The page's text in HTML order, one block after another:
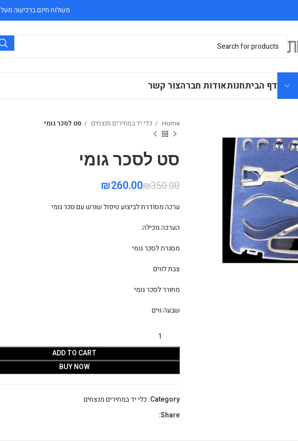
משלוח חינם ברכישה מעל 300 ₪
דף הביתחנותאודות חברהצור קשר
Home כלי יד במחירים מנצחים סט לסכר גומי
₪
סט לסכר גומי
₪350.00
₪260.00
ערכה מסודרת לביצוע טיפול שורש עם סכר גומי
הערכה מכילה:
מסגרת לסכר גומי
צבת לווים
מחורר לסכר גומי
שבעה ווים
ADD TO CART
BUY NOW
Category: כלי יד במחירים מנצחים
Share: